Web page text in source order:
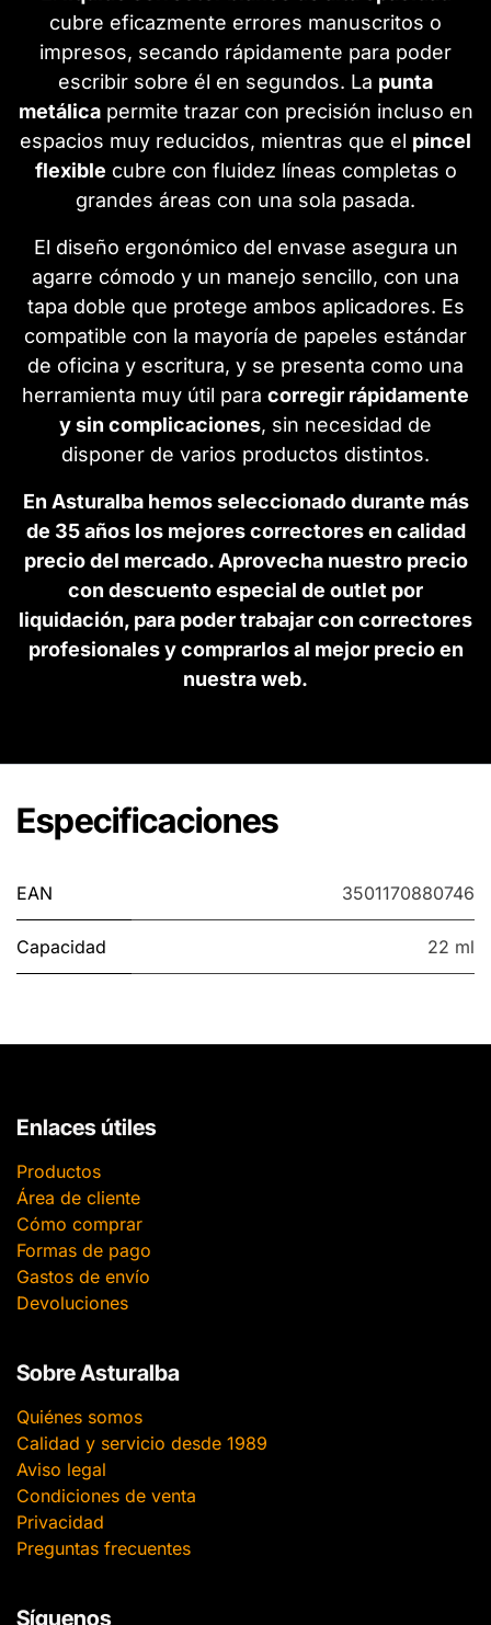
cubre eficazmente errores manuscritos o
impresos, secando rápidamente para poder
escribir sobre él en segundos. La punta
metálicapermite trazar con precisión incluso en
espacios muy reducidos, mientras que el pincel
flexible cubre con fluidez líneas completas o
grandes áreas con una sola pasada.
El diseño ergonómico del envase asegura un
agarre cómodo y un manejo sencillo, con una
tapa doble que protege ambos aplicadores. Es
compatible con la mayoría de papeles estándar
de oficina y escritura, y se presenta como una
herramienta muy útil para corregir rápidamente
y sin complicaciones, sin necesidad de
disponer de varios productos distintos.
En Asturalba hemos seleccionado durante más
de 35 años los mejores correctores en calidad
precio del mercado. Aprovecha nuestro precio
con descuento especial de outlet por
liquidación, para poder trabajar con correctores
profesionales y comprarlos al mejor precio en
nuestra web.
Especificaciones
EAN 3501170880746
Capacidad 22 ml
Enlaces útiles
Productos
Área de cliente
Cómo comprar
Formas de pago
Gastos de envío
Devoluciones
Sobre Asturalba
Quiénes somos
Calidad y servicio desde 1989
Aviso legal
Condiciones de venta
Privacidad
Preguntas frecuentes
Síguenos